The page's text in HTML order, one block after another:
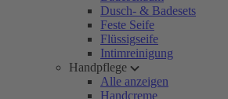
Dusch- & Badesets
Feste Seife
Flüssigseife
Intimreinigung
Handpflege
Alle anzeigen
Handcreme